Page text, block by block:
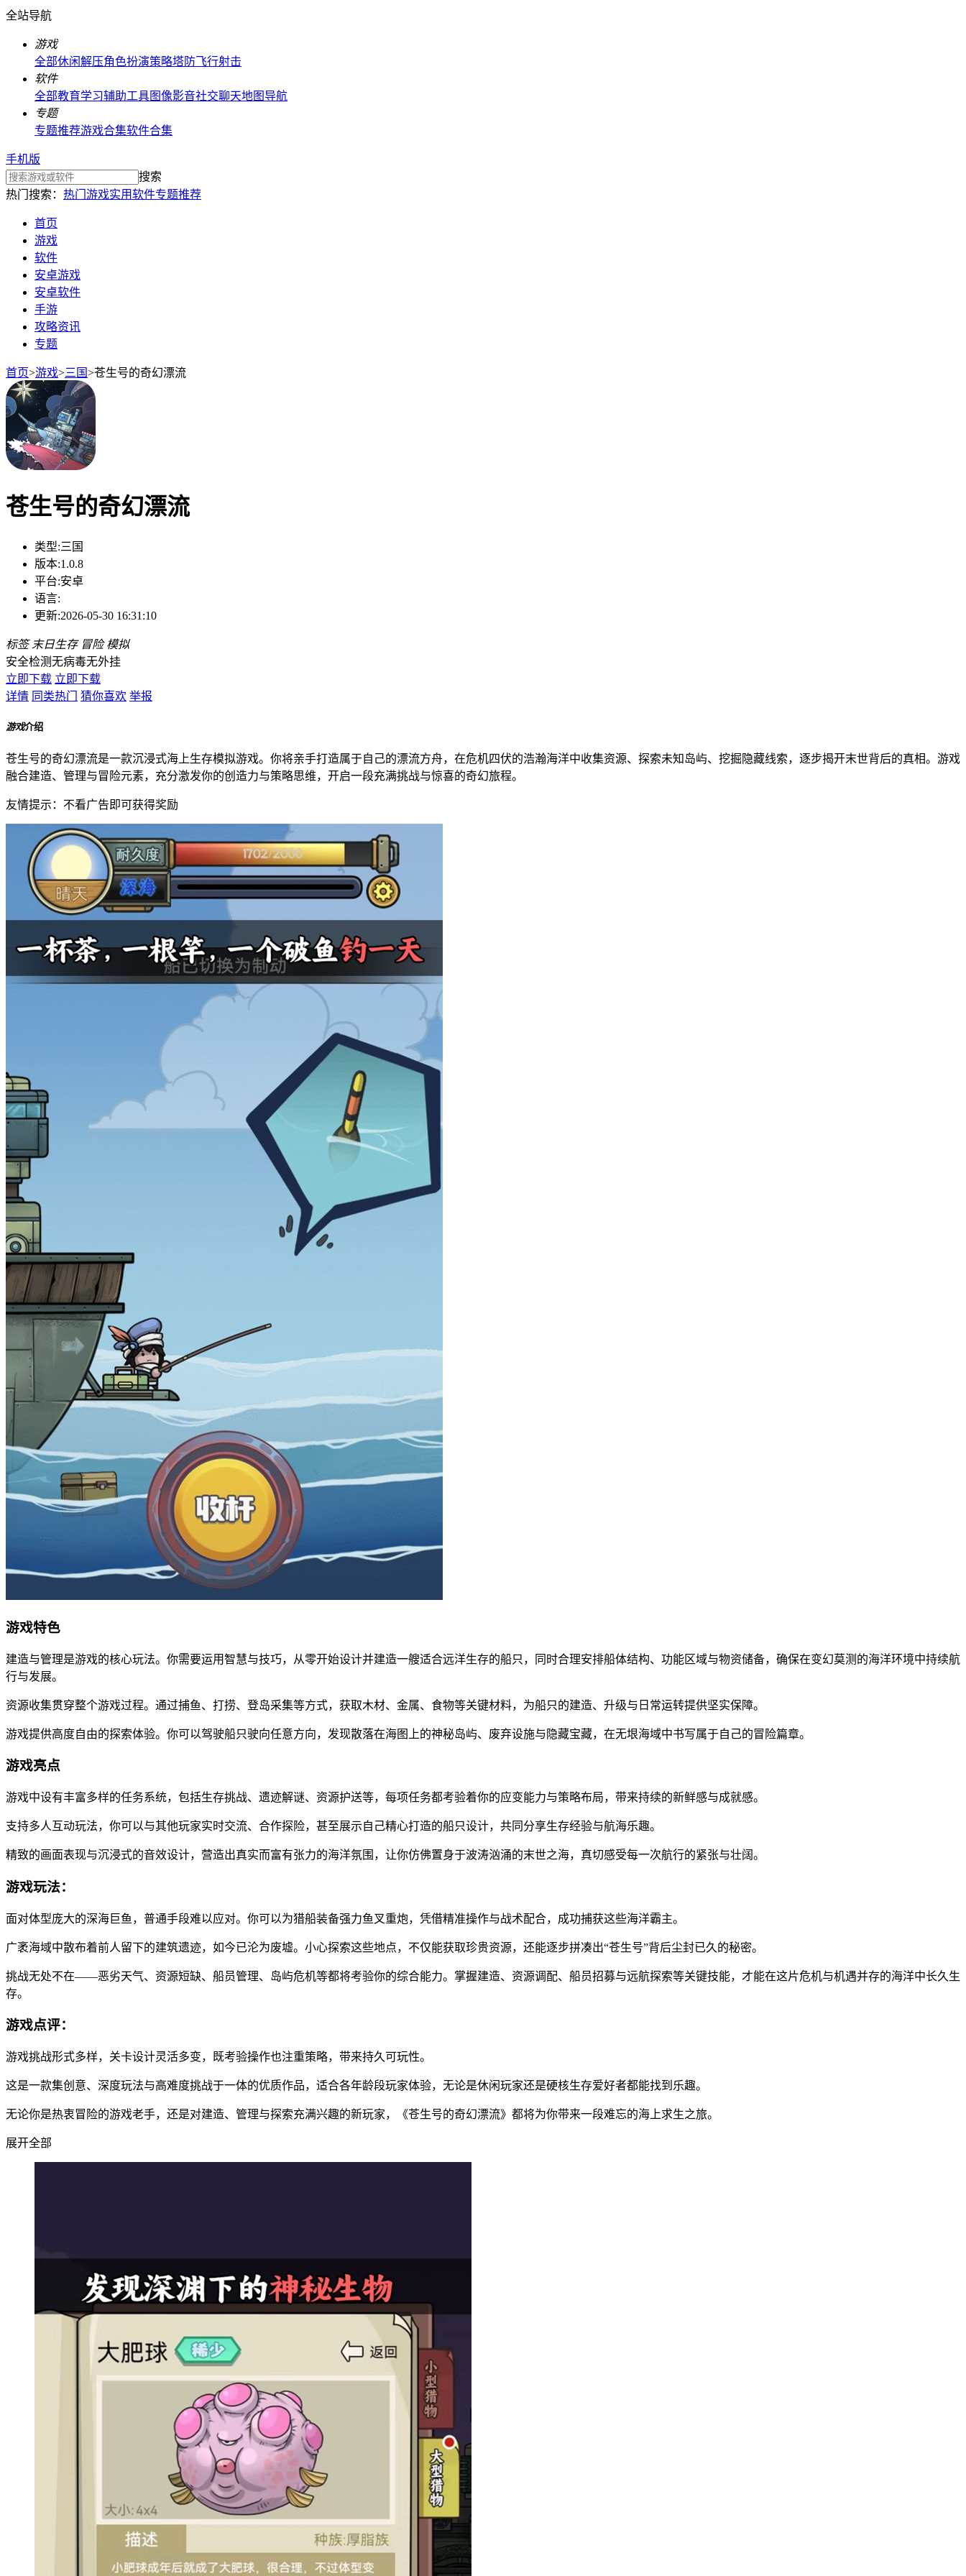
全站导航
游戏
全部休闲解压角色扮演策略塔防飞行射击
软件
全部教育学习辅助工具图像影音社交聊天地图导航
专题
专题推荐游戏合集软件合集
手机版
搜索
热门搜索： 热门游戏实用软件专题推荐
首页
游戏
软件
安卓游戏
安卓软件
手游
攻略资讯
专题
首页>游戏>三国>苍生号的奇幻漂流
苍生号的奇幻漂流
类型:三国
版本:1.0.8
平台:安卓
语言:
更新:2026-05-30 16:31:10
标签 末日生存 冒险 模拟
安全检测无病毒无外挂
立即下载 立即下载
详情 同类热门 猜你喜欢 举报
游戏介绍
苍生号的奇幻漂流是一款沉浸式海上生存模拟游戏。你将亲手打造属于自己的漂流方舟，在危机四伏的浩瀚海洋中收集资源、探索未知岛屿、挖掘隐藏线索，逐步揭开末世背后的真相。游戏
融合建造、管理与冒险元素，充分激发你的创造力与策略思维，开启一段充满挑战与惊喜的奇幻旅程。
友情提示：不看广告即可获得奖励
游戏特色
建造与管理是游戏的核心玩法。你需要运用智慧与技巧，从零开始设计并建造一艘适合远洋生存的船只，同时合理安排船体结构、功能区域与物资储备，确保在变幻莫测的海洋环境中持续航
行与发展。
资源收集贯穿整个游戏过程。通过捕鱼、打捞、登岛采集等方式，获取木材、金属、食物等关键材料，为船只的建造、升级与日常运转提供坚实保障。
游戏提供高度自由的探索体验。你可以驾驶船只驶向任意方向，发现散落在海图上的神秘岛屿、废弃设施与隐藏宝藏，在无垠海域中书写属于自己的冒险篇章。
游戏亮点
游戏中设有丰富多样的任务系统，包括生存挑战、遗迹解谜、资源护送等，每项任务都考验着你的应变能力与策略布局，带来持续的新鲜感与成就感。
支持多人互动玩法，你可以与其他玩家实时交流、合作探险，甚至展示自己精心打造的船只设计，共同分享生存经验与航海乐趣。
精致的画面表现与沉浸式的音效设计，营造出真实而富有张力的海洋氛围，让你仿佛置身于波涛汹涌的末世之海，真切感受每一次航行的紧张与壮阔。
游戏玩法：
面对体型庞大的深海巨鱼，普通手段难以应对。你可以为猎船装备强力鱼叉重炮，凭借精准操作与战术配合，成功捕获这些海洋霸主。
广袤海域中散布着前人留下的建筑遗迹，如今已沦为废墟。小心探索这些地点，不仅能获取珍贵资源，还能逐步拼凑出“苍生号”背后尘封已久的秘密。
挑战无处不在——恶劣天气、资源短缺、船员管理、岛屿危机等都将考验你的综合能力。掌握建造、资源调配、船员招募与远航探索等关键技能，才能在这片危机与机遇并存的海洋中长久生
存。
游戏点评：
游戏挑战形式多样，关卡设计灵活多变，既考验操作也注重策略，带来持久可玩性。
这是一款集创意、深度玩法与高难度挑战于一体的优质作品，适合各年龄段玩家体验，无论是休闲玩家还是硬核生存爱好者都能找到乐趣。
无论你是热衷冒险的游戏老手，还是对建造、管理与探索充满兴趣的新玩家，《苍生号的奇幻漂流》都将为你带来一段难忘的海上求生之旅。
展开全部